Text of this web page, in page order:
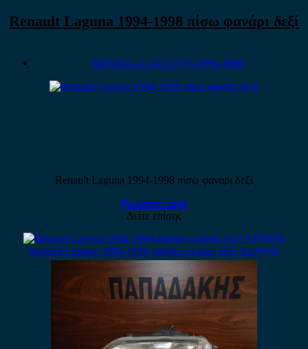
Renault Laguna 1994-1998 πίσω φανάρι δεξί
RENAULT LAGUNA 1994-2000
Renault Laguna 1994-1998 πίσω φανάρι δεξί
Ρωτήστε τιμή
Δείτε επίσης
Renault Laguna 1994-1998 φανάρι εμπρός δεξί XENON